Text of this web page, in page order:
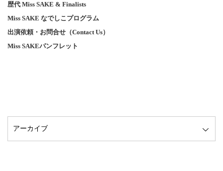
歴代 Miss SAKE & Finalists
Miss SAKE なでしこプログラム
出演依頼・お問合せ（Contact Us）
Miss SAKEパンフレット